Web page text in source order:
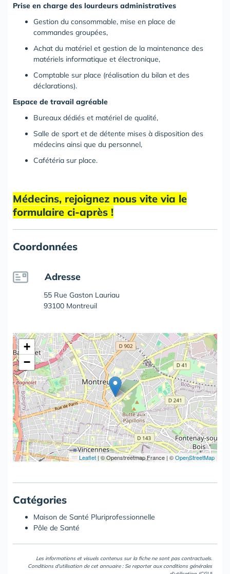
Prise en charge des lourdeurs administratives
Gestion du consommable, mise en place de
commandes groupées,
Achat du matériel et gestion de la maintenance des
matériels informatique et électronique,
Comptable sur place (réalisation du bilan et des
déclarations).
Espace de travail agréable
Bureaux dédiés et matériel de qualité,
Salle de sport et de détente mises à disposition des
médecins ainsi que du personnel,
Cafétéria sur place.
Médecins, rejoignez nous vite via le
formulaire ci-après !
Coordonnées
Adresse
55 Rue Gaston Lauriau
93100 Montreuil
+
−
Leaflet | © Openstreetmap France | ©OpenStreetMap
Catégories
Maison de Santé Pluriprofessionnelle
Pôle de Santé
Les informations et visuels contenus sur la fiche ne sont pas contractuels.
Conditions d'utilisation de cet annuaire : Se reporter aux conditions générales